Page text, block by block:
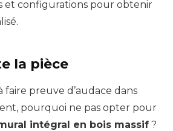
et configurations pour obtenir
la pièce
faire preuve d’audace dans
pourquoi ne pas opter pour
intégral en bois massif ?